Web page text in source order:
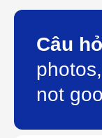
Câu
not